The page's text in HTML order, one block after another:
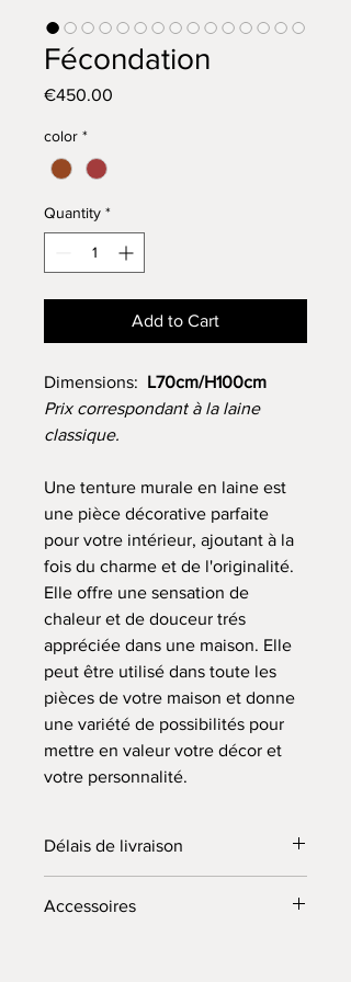
Fécondation
€450.00
color *
Quantity *
Add to Cart
Dimensions: L70cm/H100cm
Prix correspondant à la laine
classique.
Une tenture murale en laine est
une pièce décorative parfaite
pour votre intérieur, ajoutant à la
fois du charme et de l'originalité.
Elle offre une sensation de
chaleur et de douceur trés
appréciée dans une maison. Elle
peut être utilisé dans toute les
pièces de votre maison et donne
une variété de possibilités pour
mettre en valeur votre décor et
votre personnalité.
Délais de livraison
la commande. Envoyé par colissimo.
Accessoires